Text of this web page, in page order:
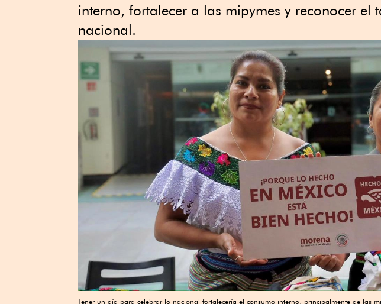
interno, fortalecer a las mipymes y reconocer el
nacional.
Tener un día para celebrar lo nacional fortalecería el consumo interno, principalmente de las